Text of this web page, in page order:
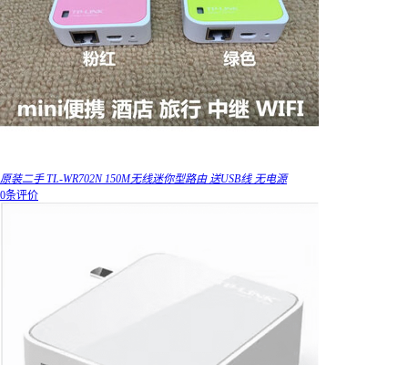
原装二手 TL-WR702N 150M无线迷你型路由 送USB线 无电源
0条评价